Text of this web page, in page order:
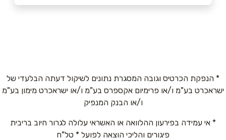
באתר בפייסבוק באינסטגרם
טלפון*
אימייל*
* הנפקת הכרטיס וגובה המסגרת נתונים לשיקול דעתה הבלעדי של
ישראכרט בע"מ ו/או פרימיום אקספרס בע"מ ו/או ישראכרט מימון בע"מ
ו/או הבנק המנפיק
* אי עמידה בפירעון ההלוואה או האשראי עלולה לגרור חיוב בריבית
פיגורים והליכי הוצאה לפועל * טל"ח